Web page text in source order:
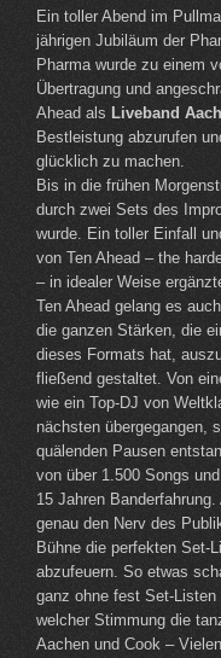
Ein toller Abend im
jährigen Jubiläum der
Pharma wurde zu einem
Übertragung und
Ahead als Liveband
Bestleistung abzurufen
glücklich zu machen.
Bis in die frühen
durch zwei Sets des
wurde. Ein toller Einfall
von Ten Ahead – the
– in idealer Weise
Ten Ahead gelang es
die ganzen Stärken, die
dieses Formats hat,
fließend gestaltet. Von
wie ein Top-DJ von
nächsten übergegangen,
quälenden Pausen
von über 1.500 Songs
15 Jahren
genau den Nerv des
Bühne die perfekten Set-
abzufeuern. So etwas
ganz ohne fest Set-
welcher Stimmung die
Aachen und Cook –